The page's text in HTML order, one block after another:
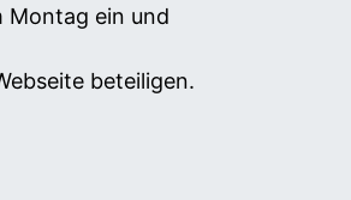
Montag ein und
beteiligen.